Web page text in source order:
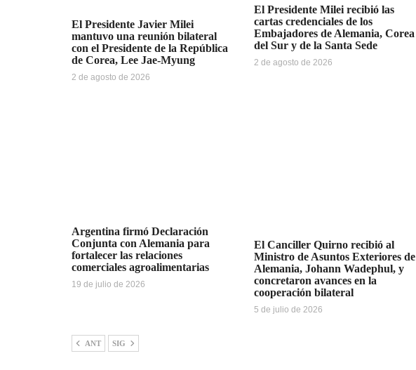
El Presidente Javier Milei
mantuvo una reunión bilateral
con el Presidente de la República
de Corea, Lee Jae-Myung
2 de agosto de 2026
El Presidente Milei recibió las
cartas credenciales de los
Embajadores de Alemania, Corea
del Sur y de la Santa Sede
2 de agosto de 2026
Argentina firmó Declaración
Conjunta con Alemania para
fortalecer las relaciones
comerciales agroalimentarias
19 de julio de 2026
El Canciller Quirno recibió al
Ministro de Asuntos Exteriores de
Alemania, Johann Wadephul, y
concretaron avances en la
cooperación bilateral
5 de julio de 2026
ANT SIG